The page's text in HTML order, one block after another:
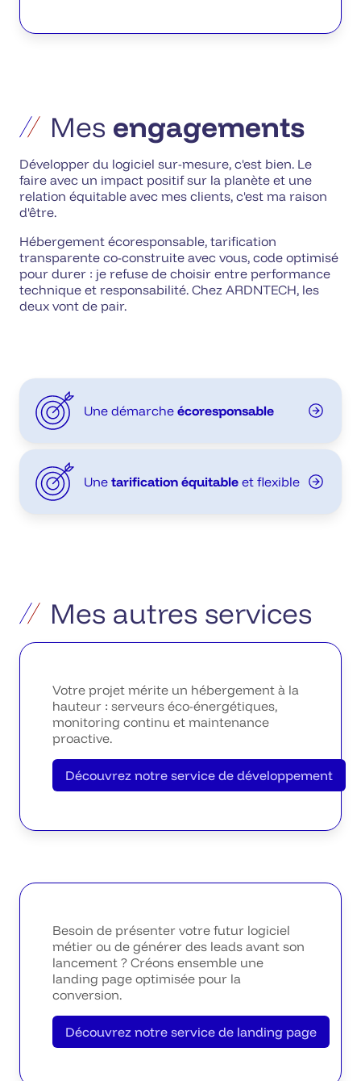
Mes engagements
Développer du logiciel sur-mesure, c'est bien. Le
faire avec un impact positif sur la planète et une
relation équitable avec mes clients, c'est ma raison
d'être.
Hébergement écoresponsable, tarification
transparente co-construite avec vous, code optimisé
pour durer : je refuse de choisir entre performance
technique et responsabilité. Chez ARDNTECH, les
deux vont de pair.
Une démarche écoresponsable
Une tarification équitable et flexible
Mes autres services
Votre projet mérite un hébergement à la
hauteur : serveurs éco-énergétiques,
monitoring continu et maintenance
proactive.
Découvrez notre service de développement
Besoin de présenter votre futur logiciel
métier ou de générer des leads avant son
lancement ? Créons ensemble une
landing page optimisée pour la
conversion.
Découvrez notre service de landing page